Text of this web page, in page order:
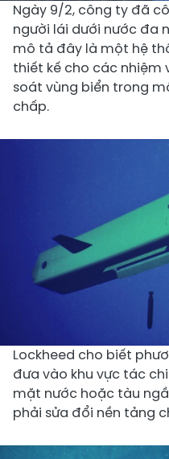
Ngày 9/2, công ty đã
người lái dưới nước đa
mô tả đây là một hệ
thiết kế cho các nhiệm
soát vùng biển trong
chấp.
Lockheed cho biết
đưa vào khu vực tác
mặt nước hoặc tàu
phải sửa đổi nền tảng